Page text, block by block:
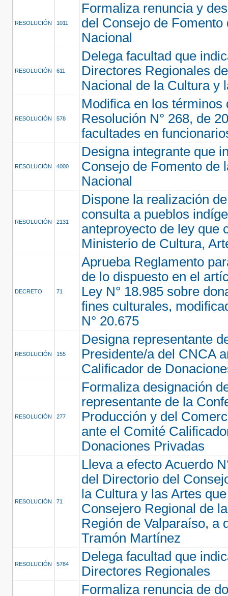
RESOLUCIÓN 1011
Formaliza renuncia y
del Consejo de Fomento
Nacional
RESOLUCIÓN 611
Delega facultad que
Directores Regionales
Nacional de la Cultura y
RESOLUCIÓN 578
Modifica en los términos
Resolución N° 268, de
facultades en
RESOLUCIÓN 4000
Designa integrante que
Consejo de Fomento de
Nacional
RESOLUCIÓN 2131
Dispone la realización
consulta a pueblos
anteproyecto de ley que
Ministerio de Cultura,
DECRETO 71
Aprueba Reglamento
de lo dispuesto en el
Ley N° 18.985 sobre
fines culturales,
N° 20.675
RESOLUCIÓN 155
Designa representante
Presidente/a del CNCA
Calificador de
RESOLUCIÓN 277
Formaliza designación
representante de la
Producción y del
ante el Comité
Donaciones Privadas
RESOLUCIÓN 71
Lleva a efecto Acuerdo
del Directorio del
la Cultura y las Artes
Consejero Regional de
Región de Valparaíso, a
Tramón Martínez
RESOLUCIÓN 5784
Delega facultad que
Directores Regionales
Formaliza renuncia de